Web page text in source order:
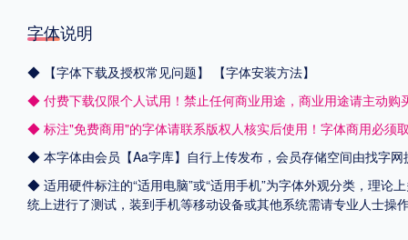
字体说明
◆ 【字体下载及授权常见问题】
【字体安装方法】
◆ 付费下载仅限个人试用！禁止任何商业用途，商业用途请主动购
◆ 标注"免费商用"的字体请联系版权人核实后使用！字体商用必须
◆ 本字体由会员【Aa字库】自行上传发布，会员存储空间由找字
◆ 适用硬件标注的“适用电脑”或“适用手机”为字体外观分类，理论
统上进行了测试，装到手机等移动设备或其他系统需请专业人士